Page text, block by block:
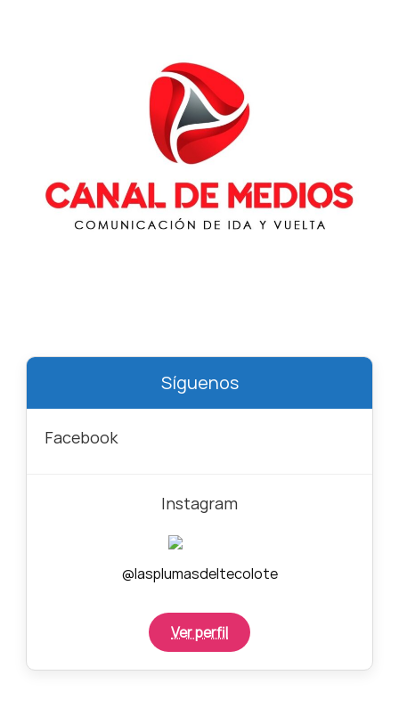
Síguenos
Facebook
Instagram
@lasplumasdeltecolote
Ver perfil